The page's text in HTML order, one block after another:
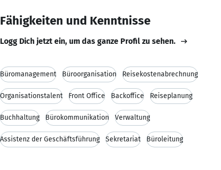
Fähigkeiten und Kenntnisse
Logg Dich jetzt ein, um das ganze Profil zu sehen.
Büromanagement Büroorganisation Reisekostenabrechnung
Organisationstalent Front Office Backoffice Reiseplanung
Buchhaltung Bürokommunikation Verwaltung
Assistenz der Geschäftsführung Sekretariat Büroleitung